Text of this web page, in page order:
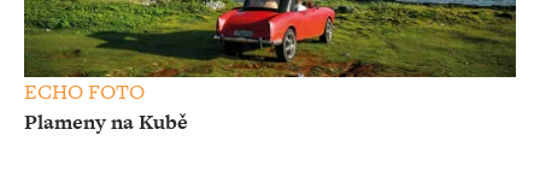
ECHO FOTO
Plameny na Kubě